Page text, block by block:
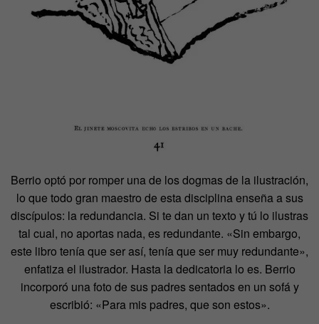
Berrio optó por romper una de los dogmas de la ilustración,
lo que todo gran maestro de esta disciplina enseña a sus
discípulos: la redundancia. Si te dan un texto y tú lo ilustras
tal cual, no aportas nada, es redundante. «Sin embargo,
este libro tenía que ser así, tenía que ser muy redundante»,
enfatiza el ilustrador. Hasta la dedicatoria lo es. Berrio
incorporó una foto de sus padres sentados en un sofá y
escribió: «Para mis padres, que son estos».